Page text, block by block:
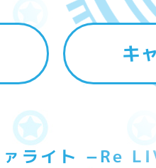
キ
ァライト −Re